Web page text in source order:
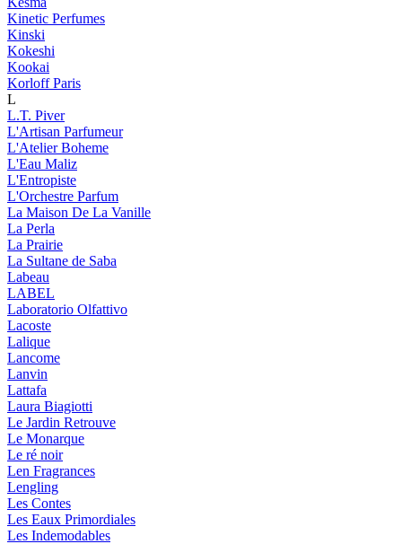
Kinetic Perfumes
Kinski
Kokeshi
Kookai
Korloff Paris
L
L.T. Piver
L'Artisan Parfumeur
L'Atelier Boheme
L'Eau Maliz
L'Entropiste
L'Orchestre Parfum
La Maison De La Vanille
La Perla
La Prairie
La Sultane de Saba
Labeau
LABEL
Laboratorio Olfattivo
Lacoste
Lalique
Lancome
Lanvin
Lattafa
Laura Biagiotti
Le Jardin Retrouve
Le Monarque
Le ré noir
Len Fragrances
Lengling
Les Contes
Les Eaux Primordiales
Les Indemodables